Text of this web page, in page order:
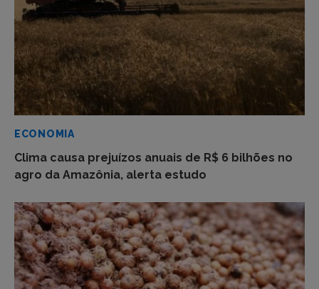
ECONOMIA
Clima causa prejuízos anuais de R$ 6 bilhões no
agro da Amazônia, alerta estudo